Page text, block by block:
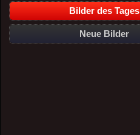
Bilder des Tages
Neue Bilder